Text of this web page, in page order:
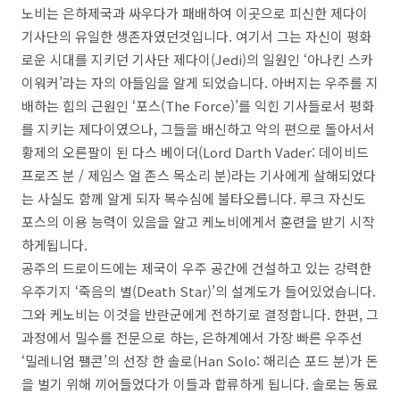
노비는 은하제국과 싸우다가 패배하여 이곳으로 피신한 제다이
기사단의 유일한 생존자였던것입니다. 여기서 그는 자신이 평화
로운 시대를 지키던 기사단 제다이(Jedi)의 일원인 ‘아나킨 스카
이워커’라는 자의 아들임을 알게 되었습니다. 아버지는 우주를 지
배하는 힘의 근원인 ‘포스(The Force)’를 익힌 기사들로서 평화
를 지키는 제다이였으나, 그들을 배신하고 악의 편으로 돌아서서
황제의 오른팔이 된 다스 베이더(Lord Darth Vader: 데이비드
프로즈 분 / 제임스 얼 존스 목소리 분)라는 기사에게 살해되었다
는 사실도 함께 알게 되자 복수심에 불타오릅니다. 루크 자신도
포스의 이용 능력이 있음을 알고 케노비에게서 훈련을 받기 시작
하게됩니다.
공주의 드로이드에는 제국이 우주 공간에 건설하고 있는 강력한
우주기지 ‘죽음의 별(Death Star)’의 설계도가 들어있었습니다.
그와 케노비는 이것을 반란군에게 전하기로 결정합니다. 한편, 그
과정에서 밀수를 전문으로 하는, 은하계에서 가장 빠른 우주선
‘밀레니엄 팰콘’의 선장 한 솔로(Han Solo: 해리슨 포드 분)가 돈
을 벌기 위해 끼어들었다가 이들과 합류하게 됩니다. 솔로는 동료